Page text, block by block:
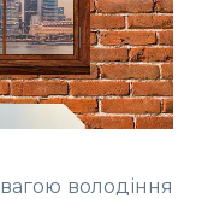
володіння